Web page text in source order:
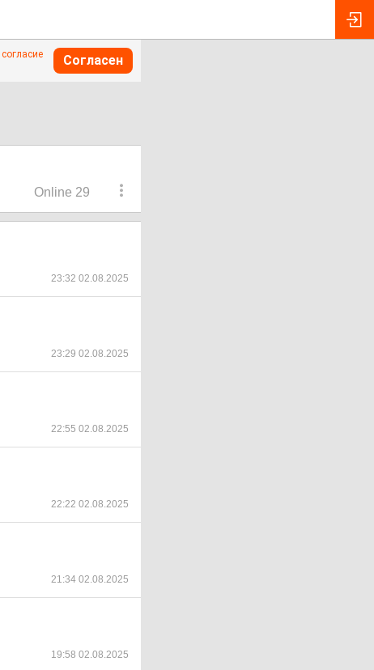
согласие
Согласен
Online 29
23:32 02.08.2025
23:29 02.08.2025
22:55 02.08.2025
22:22 02.08.2025
21:34 02.08.2025
19:58 02.08.2025